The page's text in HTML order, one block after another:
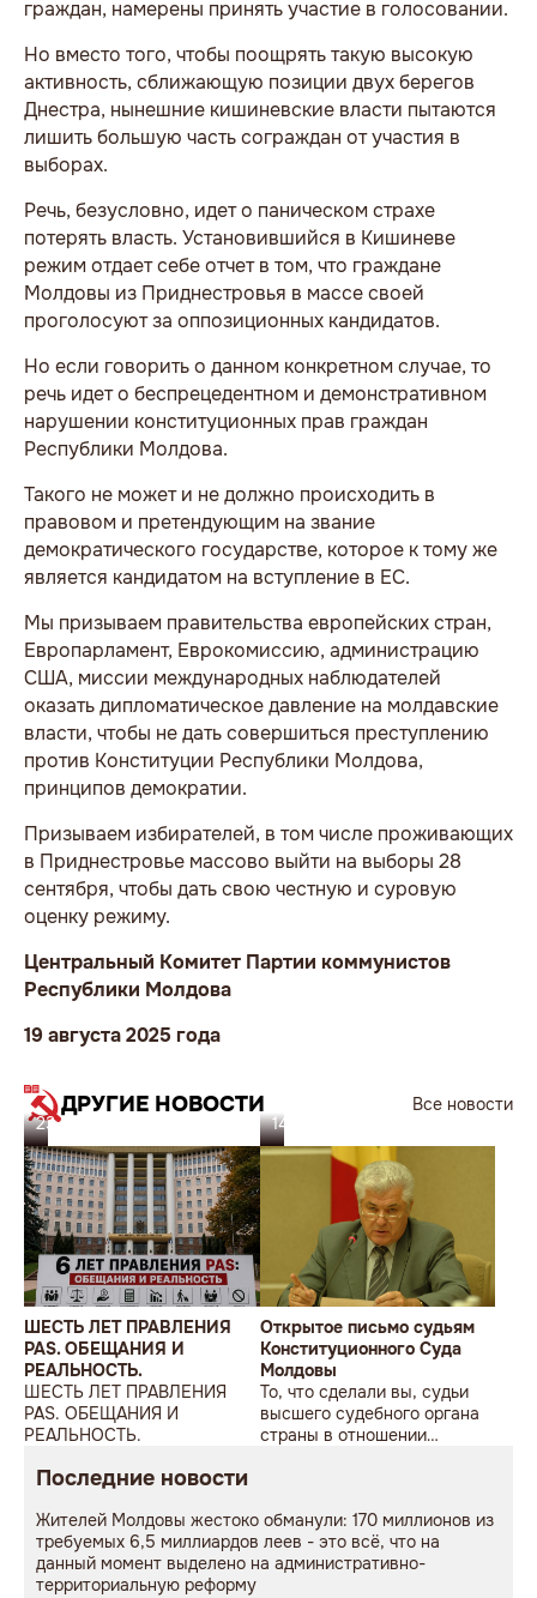
граждан, намерены принять участие в голосовании.
Но вместо того, чтобы поощрять такую высокую
активность, сближающую позиции двух берегов
Днестра, нынешние кишиневские власти пытаются
лишить большую часть сограждан от участия в
выборах.
Речь, безусловно, идет о паническом страхе
потерять власть. Установившийся в Кишиневе
режим отдает себе отчет в том, что граждане
Молдовы из Приднестровья в массе своей
проголосуют за оппозиционных кандидатов.
Но если говорить о данном конкретном случае, то
речь идет о беспрецедентном и демонстративном
нарушении конституционных прав граждан
Республики Молдова.
Такого не может и не должно происходить в
правовом и претендующим на звание
демократического государстве, которое к тому же
является кандидатом на вступление в ЕС.
Мы призываем правительства европейских стран,
Европарламент, Еврокомиссию, администрацию
США, миссии международных наблюдателей
оказать дипломатическое давление на молдавские
власти, чтобы не дать совершиться преступлению
против Конституции Республики Молдова,
принципов демократии.
Призываем избирателей, в том числе проживающих
в Приднестровье массово выйти на выборы 28
сентября, чтобы дать свою честную и суровую
оценку режиму.
Центральный Комитет Партии коммунистов
Республики Молдова
19 августа 2025 года
ДРУГИЕ НОВОСТИ
Все новости
23.07.26
ШЕСТЬ ЛЕТ ПРАВЛЕНИЯ
PAS. ОБЕЩАНИЯ И
РЕАЛЬНОСТЬ.
ШЕСТЬ ЛЕТ ПРАВЛЕНИЯ
PAS. ОБЕЩАНИЯ И
РЕАЛЬНОСТЬ.
14.07.26
Открытое письмо судьям
Конституционного Суда
Молдовы
То, что сделали вы, судьи
высшего судебного органа
страны в отношении
переворот и первый шаг к
уничтожению автономии.
Последние новости
Жителей Молдовы жестоко обманули: 170 миллионов из
требуемых 6,5 миллиардов леев - это всё, что на
данный момент выделено на административно-
территориальную реформу